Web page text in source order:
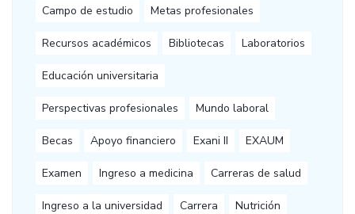
Campo de estudio Metas profesionales
Recursos académicos Bibliotecas Laboratorios
Educación universitaria
Perspectivas profesionales Mundo laboral
Becas Apoyo financiero Exani II EXAUM
Examen Ingreso a medicina Carreras de salud
Ingreso a la universidad Carrera Nutrición